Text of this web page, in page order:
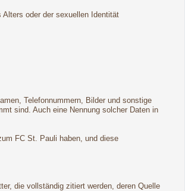
Alters oder der sexuellen Identität
Telefonnummern, Bilder und sonstige
sind. Auch eine Nennung solcher Daten in
FC St. Pauli haben, und diese
die vollständig zitiert werden, deren Quelle